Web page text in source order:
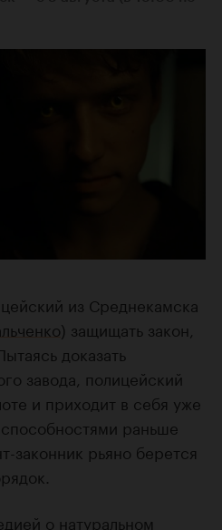
из Среднекамска
) защищать закон,
доказать
завода, полицейский
и приходит в себя уже
раньше
законник рьяно берется
о натуральном